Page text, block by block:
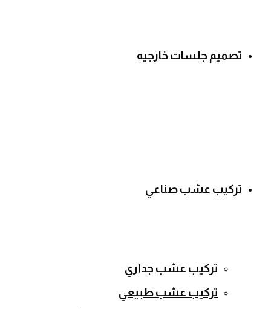
تصميم جلسات خارجيه
تركيب عشب صناعي
تركيب عشب جداري
تركيب عشب طبيعي